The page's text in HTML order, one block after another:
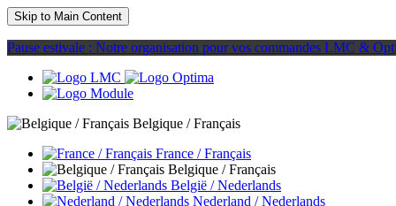
Skip to Main Content
Pause estivale : Notre organisation pour vos commandes LMC &
Belgique / Français
France / Français
Belgique / Français
België / Nederlands
Nederland / Nederlands